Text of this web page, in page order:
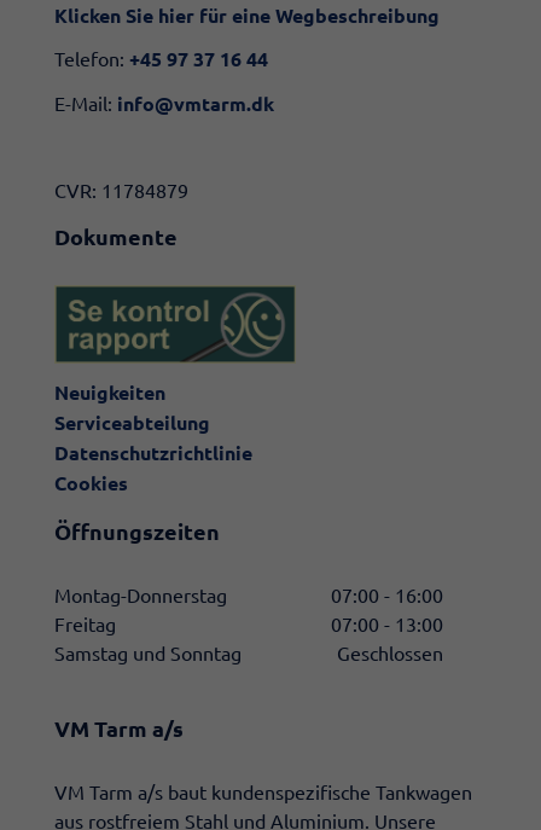
Klicken Sie hier für eine Wegbeschreibung​
Telefon: +45 97 37 16 44
E-Mail: info@vmtarm.dk
CVR: 11784879
Dokumente
Neuigkeiten
Serviceabteilung
Datenschutzrichtlinie
Cookies
Öffnungszeiten
Montag-Donnerstag
07:00 - 16:00
Freitag
07:00 - 13:00
Samstag und Sonntag
Geschlossen
VM Tarm a/s
​VM Tarm a/s baut kundenspezifische Tankwagen
aus rostfreiem Stahl und Aluminium. Unsere